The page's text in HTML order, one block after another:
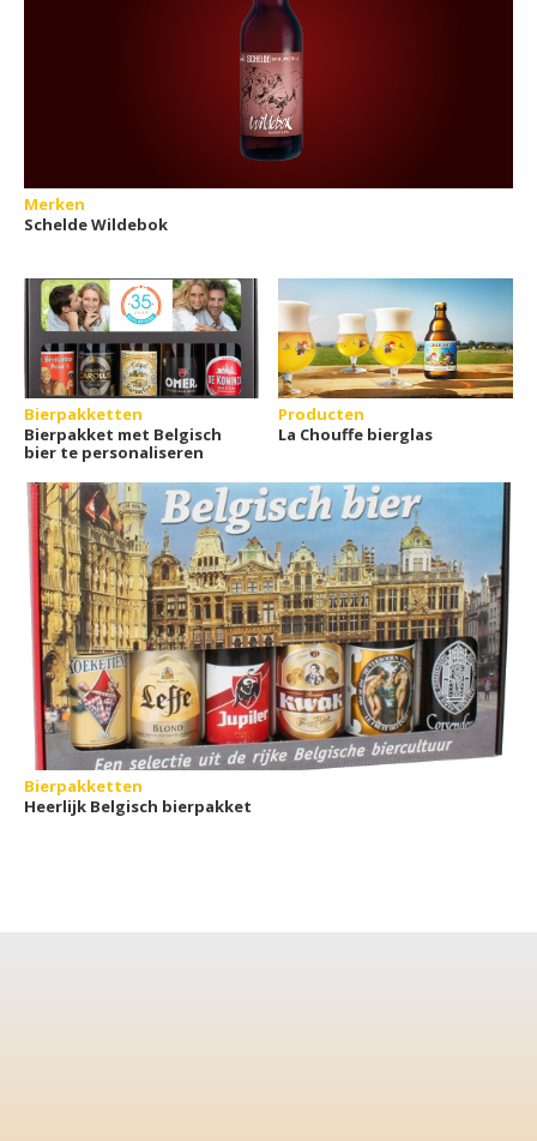
Merken
Schelde Wildebok
Bierpakketten
Bierpakket met Belgisch
bier te personaliseren
Producten
La Chouffe bierglas
Bierpakketten
Heerlijk Belgisch bierpakket